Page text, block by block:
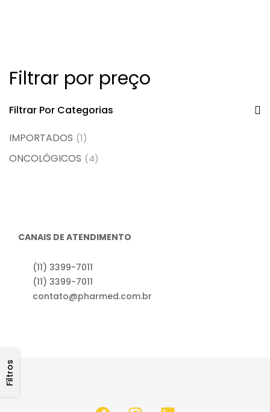
Filtrar por preço
Filtrar Por Categorias
IMPORTADOS (1)
ONCOLÓGICOS (4)
Filtros
CANAIS DE ATENDIMENTO
(11) 3399-7011
(11) 3399-7011
contato@pharmed.com.br